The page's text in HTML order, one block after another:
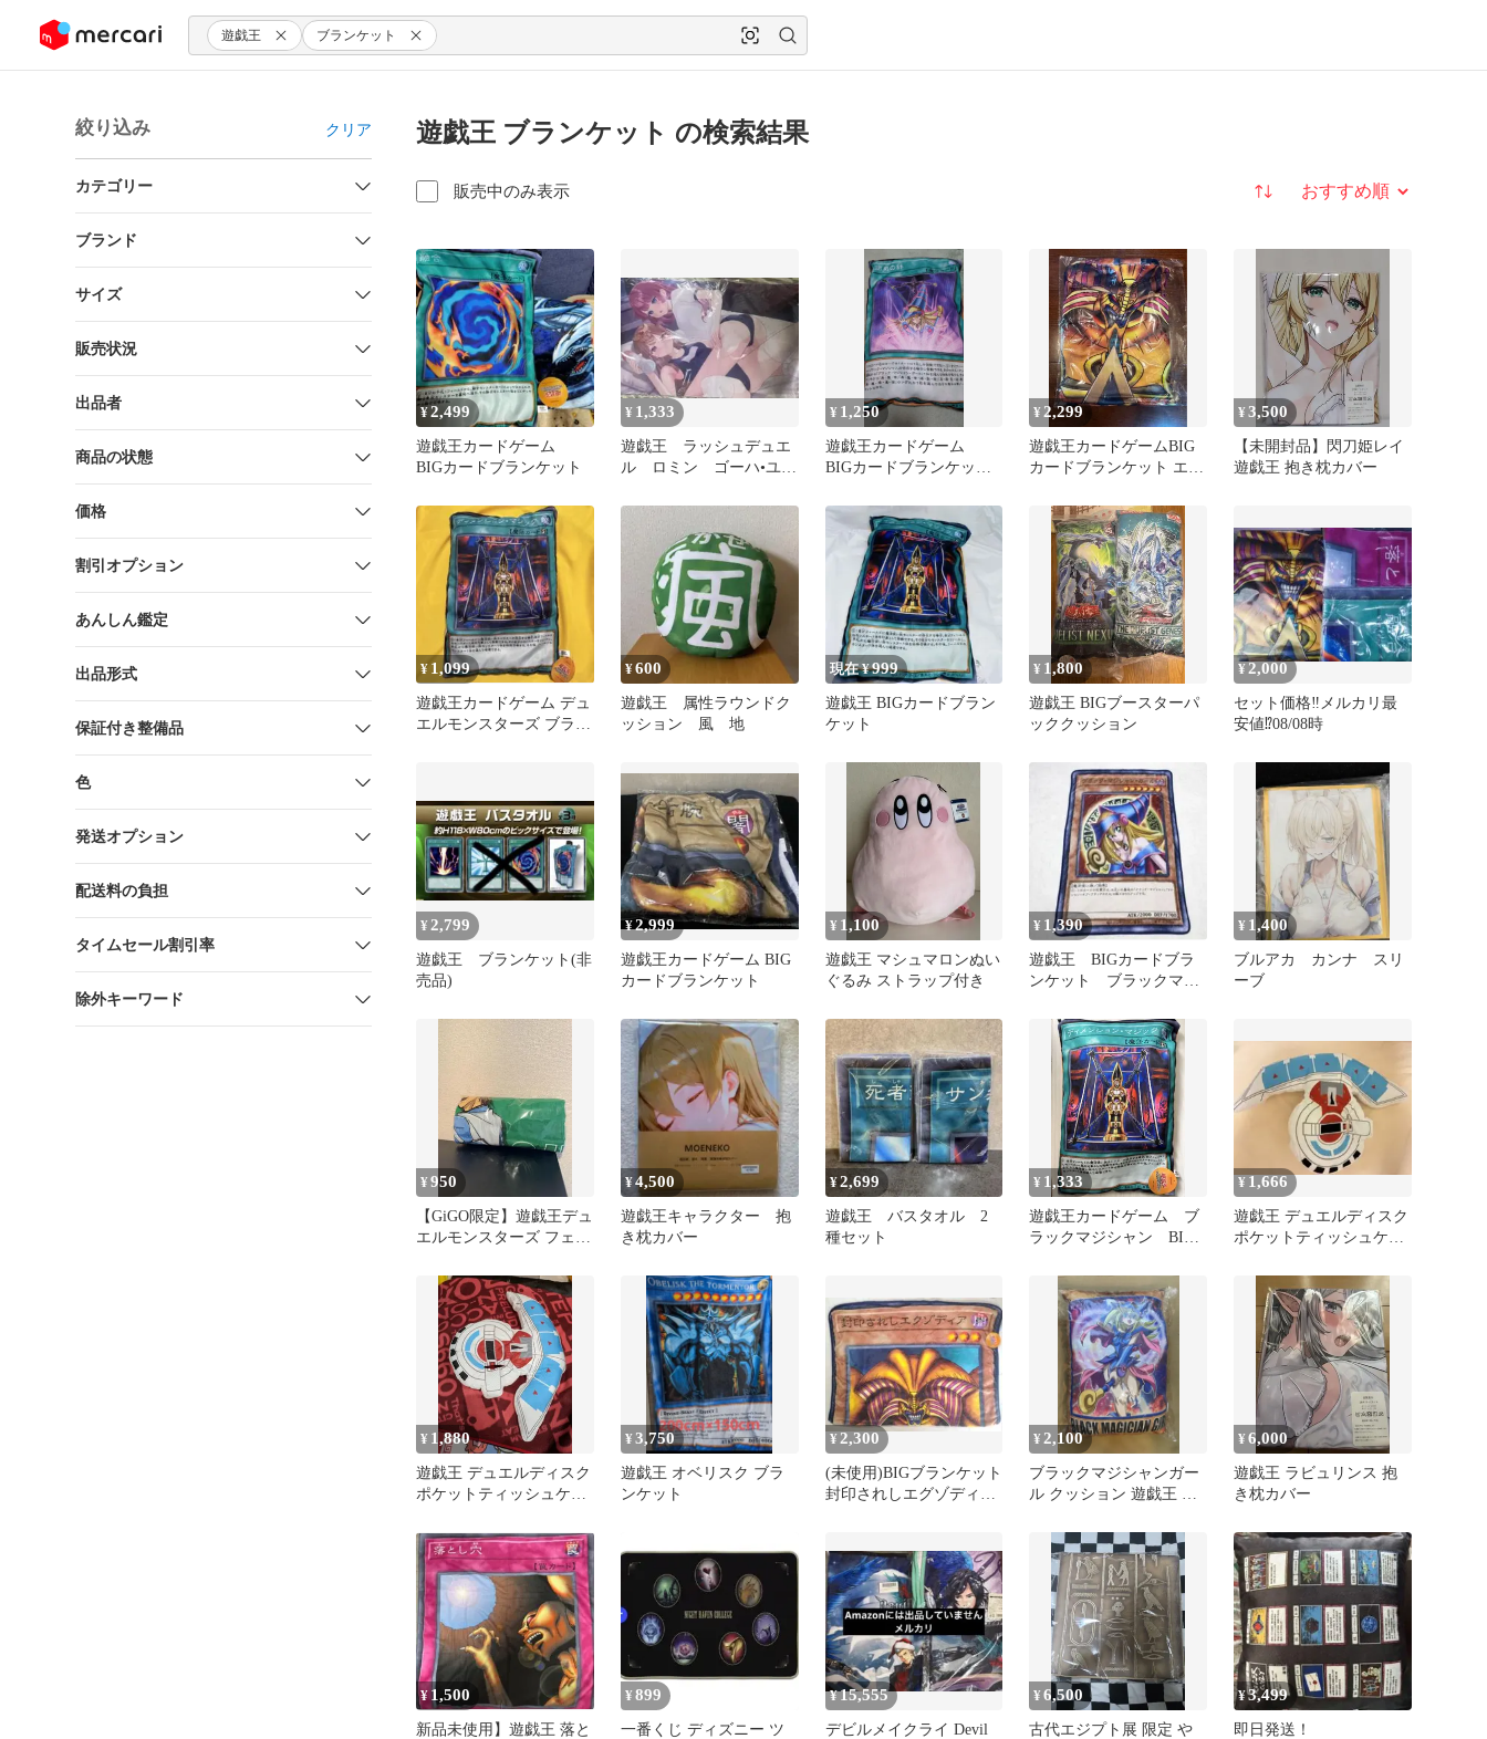
ツにスキップ 遊戯王 ブランケット
絞り込み クリア
カテゴリー
ブランド
サイズ
販売状況
出品者
商品の状態
価格
割引オプション
あんしん鑑定
出品形式
保証付き整備品
色
発送オプション
配送料の負担
タイムセール割引率
除外キーワード
遊戯王 ブランケット の検索結果
販売中のみ表示 並び替え
¥2,499
遊戯王カードゲーム
BIGカードブランケット
¥ 1,333
遊戯王 ラッシュデュエ
ル ロミン ゴーハ•ユウ
¥ 1,250
遊戯王カードゲーム
BIGカードブランケッ
ン・ガール
¥ 2,299
遊戯王カードゲームBIG
カードブランケット エク
¥3,500
【未開封品】閃刀姫レイ
遊戯王 抱き枕カバー
¥ 1,099
遊戯王カードゲーム デュ
エルモンスターズ ブラン
¥600
遊戯王 属性ラウンドク
ッション 風 地
現在 ¥999
遊戯王 BIGカードブラン
ケット
¥ 1,800
遊戯王 BIGブースターパ
ッククッション
¥ 2,000
セット価格‼️メルカリ最
安値⁉️08/08時
¥ 2,799
遊戯王 ブランケット(非
売品)
¥2,999
遊戯王カードゲーム BIG
カードブランケット
¥ 1,100
遊戯王 マシュマロンぬい
ぐるみ ストラップ付き
¥ 1,390
遊戯王 BIGカードブラ
ンケット ブラックマジ
¥ 1,400
ブルアカ カンナ スリ
ーブ
¥950
【GiGO限定】遊戯王デュ
エルモンスターズ フェイ
¥4,500
遊戯王キャラクター 抱
き枕カバー
¥2,699
遊戯王 バスタオル 2
種セット
¥ 1,333
遊戯王カードゲーム ブ
ラックマジシャン BIG
¥ 1,666
遊戯王 デュエルディスク
ポケットティッシュケー
¥ 1,880
遊戯王 デュエルディスク
ポケットティッシュケー
¥3,750
遊戯王 オベリスク ブラ
ンケット
¥ 2,300
(未使用)BIGブランケット
封印されしエグゾディア
¥ 2,100
ブラックマジシャンガー
ル クッション 遊戯王 し
¥6,000
遊戯王 ラビュリンス 抱
き枕カバー
¥ 1,500
新品未使用】遊戯王 落と
¥ 899
一番くじ ディズニー ツ
¥15,555
デビルメイクライ Devil
¥6,500
古代エジプト展 限定 や
¥3,499
即日発送！